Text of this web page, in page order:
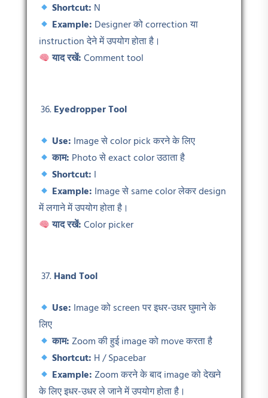
Shortcut: N
Example: Designer को correction या
instruction देने में उपयोग होता है।
याद रखें:Comment tool
Eyedropper Tool
Use: Image से color pick करने के लिए
काम: Photo से exact color उठाता है
Shortcut: I
Example: Image से same color लेकर design
में लगाने में उपयोग होता है।
याद रखें:Color picker
Hand Tool
Use: Image को screen पर इधर-उधर घुमाने के
लिए
काम:Zoom की हुई image को move करता है
Shortcut: H / Spacebar
Example:Zoom करने के बाद image को देखने
के लिए इधर-उधर ले जाने में उपयोग होता है।